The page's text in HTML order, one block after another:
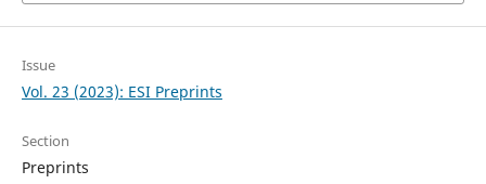
Issue
Vol. 23 (2023): ESI Preprints
Section
Preprints